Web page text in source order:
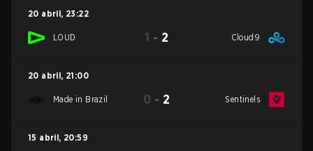
20 abril, 23:22
LOUD 1 - 2 Cloud9
20 abril, 21:00
Made in Brazil 0 - 2 Sentinels
15 abril, 20:59